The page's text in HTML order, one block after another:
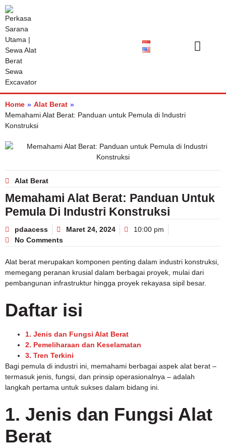
Home » Alat Berat »
Memahami Alat Berat: Panduan untuk Pemula di Industri
Konstruksi
Alat Berat
Memahami Alat Berat: Panduan Untuk
Pemula Di Industri Konstruksi
pdaacess Maret 24, 2024
10:00 pm
No Comments
Alat berat merupakan komponen penting dalam industri konstruksi,
memegang peranan krusial dalam berbagai proyek, mulai dari
pembangunan infrastruktur hingga proyek rekayasa sipil besar.
Daftar isi
1. Jenis dan Fungsi Alat Berat
2. Pemeliharaan dan Keselamatan
3. Tren Terkini
Bagi pemula di industri ini, memahami berbagai aspek alat berat –
termasuk jenis, fungsi, dan prinsip operasionalnya – adalah
langkah pertama untuk sukses dalam bidang ini.
1. Jenis dan Fungsi Alat
Berat